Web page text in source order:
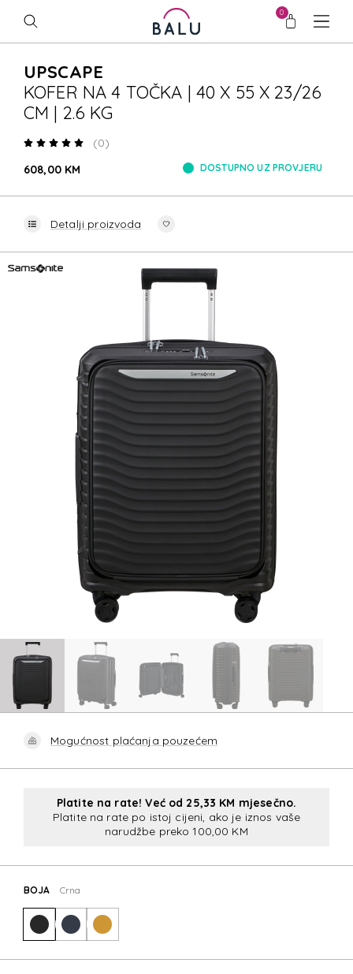
0
UPSCAPE
KOFER NA 4 TOČKA | 40 X 55 X 23/26
CM | 2.6 KG
(0)
608,00 KM
DOSTUPNO UZ PROVJERU
Detalji proizvoda
Mogućnost plaćanja pouzećem
Platite na rate! Već od 25,33 KM mjesečno.
Platite na rate po istoj cijeni, ako je iznos vaše
narudžbe preko 100,00 KM
BOJA Crna